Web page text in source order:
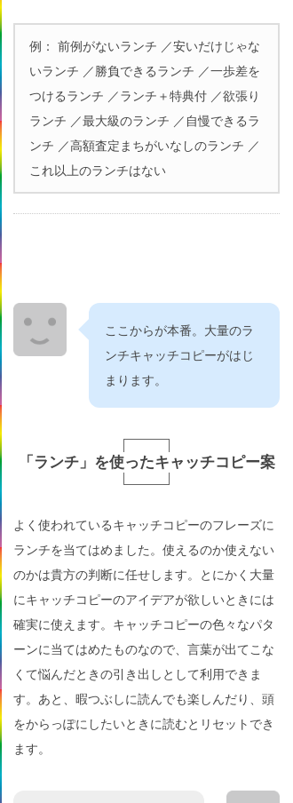
例： 前例がないランチ ／安いだけじゃな
いランチ ／勝負できるランチ ／一歩差を
つけるランチ ／ランチ＋特典付 ／欲張り
ランチ ／最大級のランチ ／自慢できるラ
ンチ ／高額査定まちがいなしのランチ ／
これ以上のランチはない
ここからが本番。大量のラ
ンチキャッチコピーがはじ
まります。
「ランチ」を使ったキャッチコピー案
よく使われているキャッチコピーのフレーズに
ランチを当てはめました。使えるのか使えない
のかは貴方の判断に任せします。とにかく大量
にキャッチコピーのアイデアが欲しいときには
確実に使えます。キャッチコピーの色々なパタ
ーンに当てはめたものなので、言葉が出てこな
くて悩んだときの引き出しとして利用できま
す。あと、暇つぶしに読んでも楽しんだり、頭
をからっぽにしたいときに読むとリセットでき
ます。